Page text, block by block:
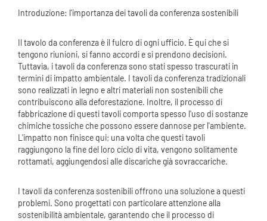
Introduzione: l'importanza dei tavoli da conferenza sostenibili
Il tavolo da conferenza è il fulcro di ogni ufficio. È qui che si
tengono riunioni, si fanno accordi e si prendono decisioni.
Tuttavia, i tavoli da conferenza sono stati spesso trascurati in
termini di impatto ambientale. I tavoli da conferenza tradizionali
sono realizzati in legno e altri materiali non sostenibili che
contribuiscono alla deforestazione. Inoltre, il processo di
fabbricazione di questi tavoli comporta spesso l'uso di sostanze
chimiche tossiche che possono essere dannose per l'ambiente.
L'impatto non finisce qui; una volta che questi tavoli
raggiungono la fine del loro ciclo di vita, vengono solitamente
rottamati, aggiungendosi alle discariche già sovraccariche.
I tavoli da conferenza sostenibili offrono una soluzione a questi
problemi. Sono progettati con particolare attenzione alla
sostenibilità ambientale, garantendo che il processo di